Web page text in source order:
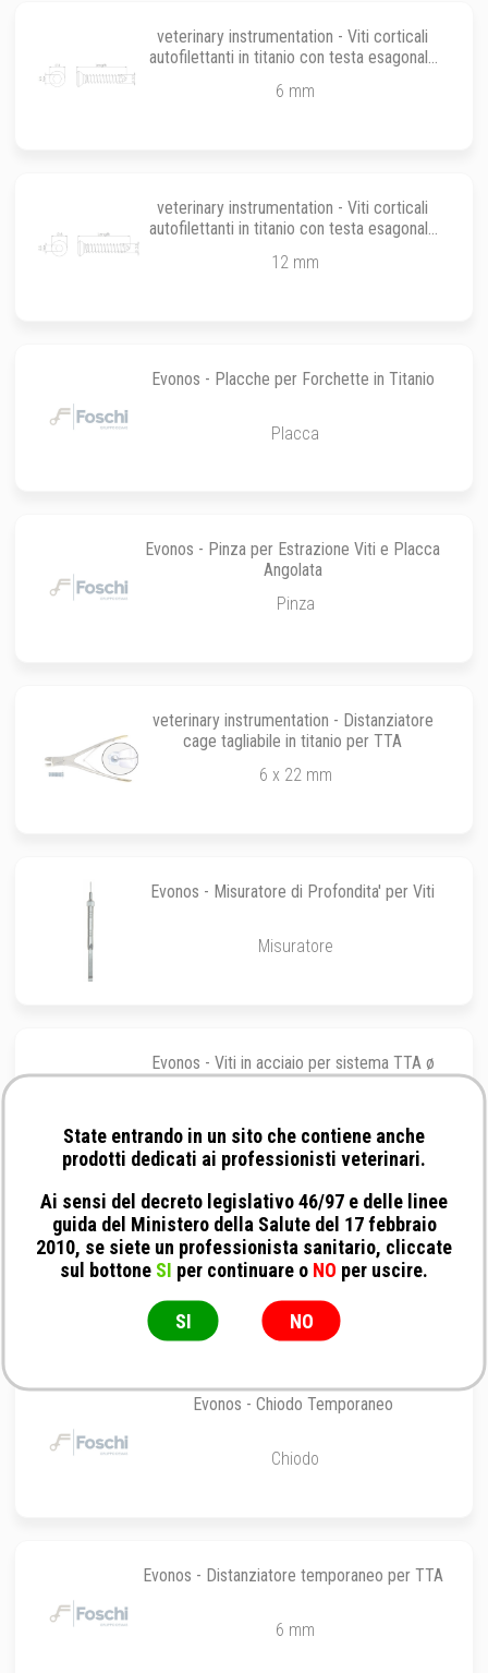
veterinary instrumentation - Viti corticali
autofilettanti in titanio con testa esagonale
6 mm
veterinary instrumentation - Viti corticali
autofilettanti in titanio con testa esagonale
12 mm
Evonos - Placche per Forchette in Titanio
Placca
Evonos - Pinza per Estrazione Viti e Placca
Angolata
Pinza
veterinary instrumentation - Distanziatore
cage tagliabile in titanio per TTA
6 x 22 mm
Evonos - Misuratore di Profondita' per Viti
Misuratore
Evonos - Viti in acciaio per sistema TTA ø
2.4 mm
Evonos - Viti in titanio per sistema TTA ø 3.5
mm
Evonos - Chiodo Temporaneo
Chiodo
Evonos - Distanziatore temporaneo per TTA
6 mm
State entrando in un sito che contiene anche
prodotti dedicati ai professionisti veterinari.
Ai sensi del decreto legislativo 46/97 e delle linee
guida del Ministero della Salute del 17 febbraio
2010, se siete un professionista sanitario, cliccate
sul bottone SI per continuare o NO per uscire.
SI NO